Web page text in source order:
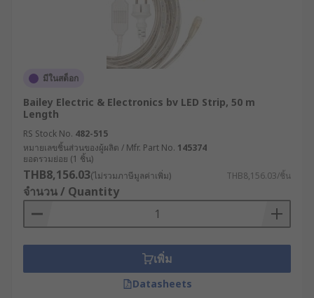
มีในสต็อก
Bailey Electric & Electronics bv LED Strip, 50 m
Length
RS Stock No. 482-515
หมายเลขชิ้นส่วนของผู้ผลิต / Mfr. Part No. 145374
ยอดรวมย่อย (1 ชิ้น)
THB8,156.03(ไม่รวมภาษีมูลค่าเพิ่ม) THB8,156.03/ชิ้น
จำนวน / Quantity
เพิ่ม
Datasheets